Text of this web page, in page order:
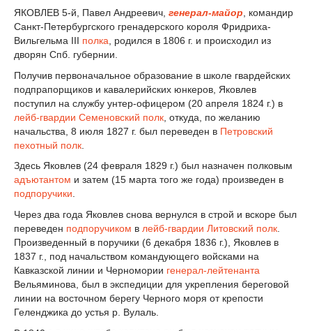
ЯКОВЛЕВ 5-й, Павел Андреевич, генерал-майор , командир
Санкт-Петербургского гренадерского короля Фридриха-
Вильгельма III полка , родился в 1806 г. и происходил из
дворян Спб. губернии.
Получив первоначальное образование в школе гвардейских
подпрапорщиков и кавалерийских юнкеров, Яковлев
поступил на службу унтер-офицером (20 апреля 1824 г.) в
лейб-гвардии Семеновский полк , откуда, по желанию
начальства, 8 июля 1827 г. был переведен в Петровский
пехотный полк
Здесь Яковлев (24 февраля 1829 г.) был назначен полковым
адъютантом и затем (15 марта того же года) произведен в
подпоручики.
Через два года Яковлев снова вернулся в строй и вскоре был
переведен подпоручиком в лейб-гвардии Литовский полк
Произведенный в поручики (6 декабря 1836 г.), Яковлев в
1837 г., под начальством командующего войсками на
Кавказской линии и Черномории генерал-лейтенанта
Вельяминова, был в экспедиции для укрепления береговой
линии на восточном берегу Черного моря от крепости
Геленджика до устья р. Вулаль.